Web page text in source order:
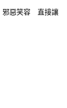
邪惡笑容 直接讓